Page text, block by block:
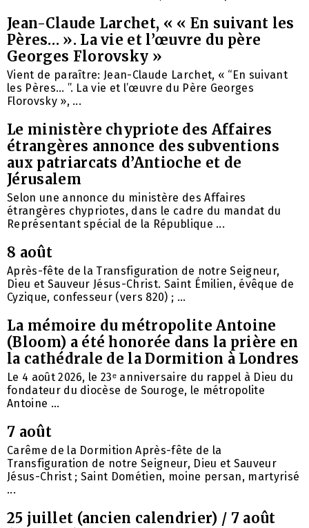
Jean-Claude Larchet, « « En suivant les
Pères… ». La vie et l’œuvre du père
Georges Florovsky »
Vient de paraître: Jean-Claude Larchet, « “En suivant
les Pères… ”. La vie et l’œuvre du Père Georges
Florovsky », ...
Le ministère chypriote des Affaires
étrangères annonce des subventions
aux patriarcats d’Antioche et de
Jérusalem
Selon une annonce du ministère des Affaires
étrangères chypriotes, dans le cadre du mandat du
Représentant spécial de la République ...
8 août
Après-fête de la Transfiguration de notre Seigneur,
Dieu et Sauveur Jésus-Christ. Saint Émilien, évêque de
Cyzique, confesseur (vers 820) ; ...
La mémoire du métropolite Antoine
(Bloom) a été honorée dans la prière en
la cathédrale de la Dormition à Londres
Le 4 août 2026, le 23ᵉ anniversaire du rappel à Dieu du
fondateur du diocèse de Souroge, le métropolite
Antoine ...
7 août
Carême de la Dormition Après-fête de la
Transfiguration de notre Seigneur, Dieu et Sauveur
Jésus-Christ ; Saint Dométien, moine persan, martyrisé
...
25 juillet (ancien calendrier) / 7 août